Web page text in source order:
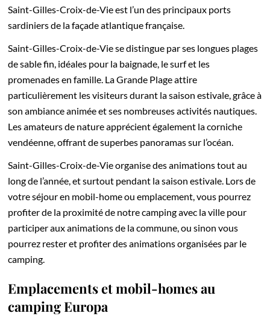
Saint-Gilles-Croix-de-Vie est l’un des principaux ports
sardiniers de la façade atlantique française.
Saint-Gilles-Croix-de-Vie se distingue par ses longues plages
de sable fin, idéales pour la baignade, le surf et les
promenades en famille. La Grande Plage attire
particulièrement les visiteurs durant la saison estivale, grâce à
son ambiance animée et ses nombreuses activités nautiques.
Les amateurs de nature apprécient également la corniche
vendéenne, offrant de superbes panoramas sur l’océan.
Saint-Gilles-Croix-de-Vie organise des animations tout au
long de l’année, et surtout pendant la saison estivale. Lors de
votre séjour en mobil-home ou emplacement, vous pourrez
profiter de la proximité de notre camping avec la ville pour
participer aux animations de la commune, ou sinon vous
pourrez rester et profiter des animations organisées par le
camping.
Emplacements et mobil-homes au
camping Europa